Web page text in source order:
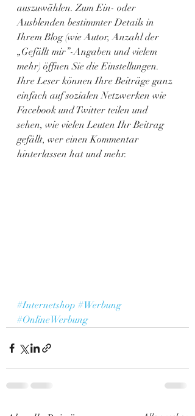
auszuwählen. Zum Ein- oder
Ausblenden bestimmter Details in
Ihrem Blog (wie Autor, Anzahl der
„Gefällt mir”-Angaben und vielem
mehr) öffnen Sie die Einstellungen.
Ihre Leser können Ihre Beiträge ganz
einfach auf sozialen Netzwerken wie
Facebook und Twitter teilen und
sehen, wie vielen Leuten Ihr Beitrag
gefällt, wer einen Kommentar
hinterlassen hat und mehr.
#Internetshop #Werbung
#OnlineWerbung